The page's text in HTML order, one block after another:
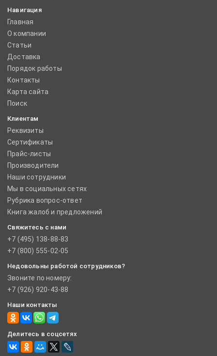
Навигация
Главная
О компании
Статьи
Доставка
Порядок работы
Контакты
Карта сайта
Поиск
Клиентам
Реквизиты
Сертификаты
Прайс-листы
Производители
Наши сотрудники
Мы в социальных сетях
Рубрика вопрос-ответ
Книга жалоб и предложений
Свяжитесь с нами
+7 (495) 138-88-83
+7 (800) 555-02-05
Недовольны работой сотрудников?
Звоните по номеру:
+7 (926) 920-43-88
Наши контакты
Делитесь в соцсетях